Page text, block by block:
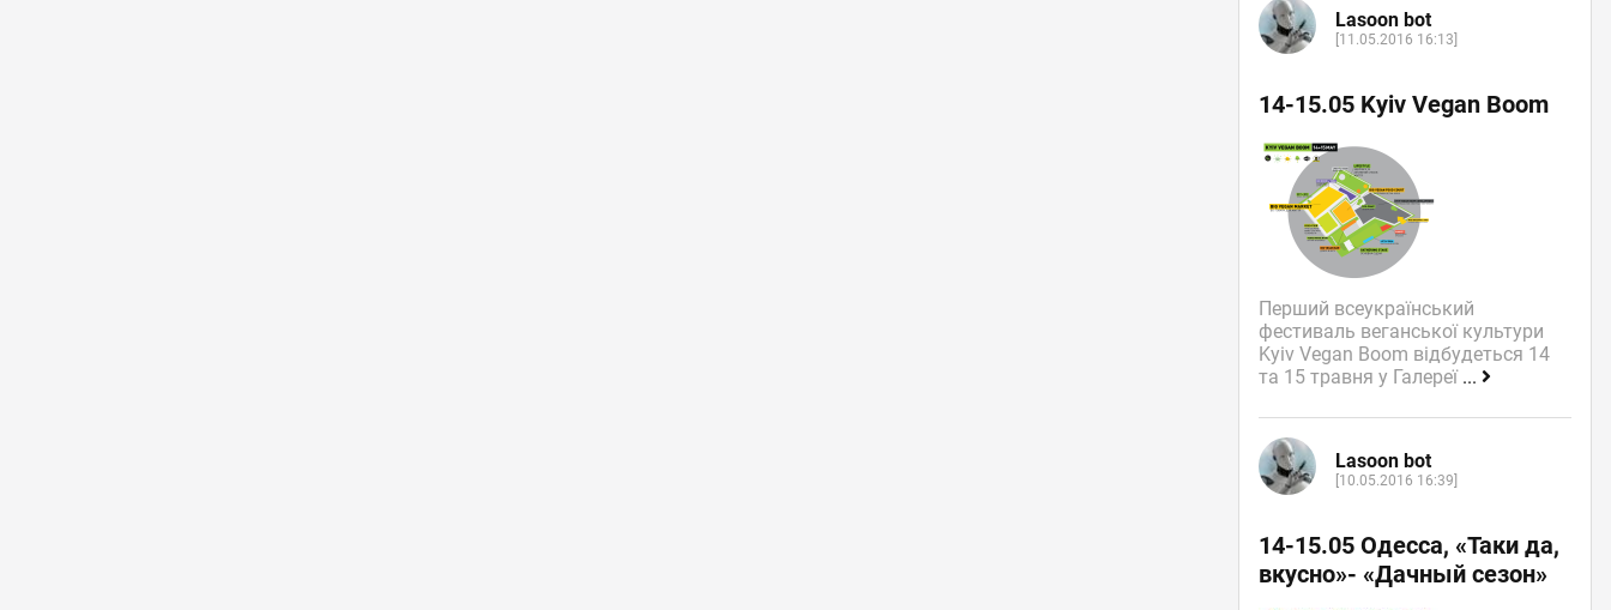
Lasoon bot
[11.05.2016 16:13]
14-15.05 Kyiv Vegan Boom
Перший всеукраїнський
фестиваль веганської культури
Kyiv Vegan Boom відбудеться 14
та 15 травня у Галереї ...
Lasoon bot
[10.05.2016 16:39]
14-15.05 Одесса, «Таки да,
вкусно»- «Дачный сезон»